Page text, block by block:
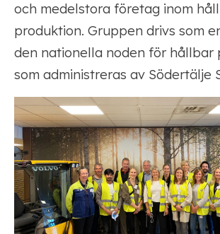
och medelstora företag inom
produktion. ­­Gruppen drivs som
den nationella noden för hållbar
som administreras av Södertälje